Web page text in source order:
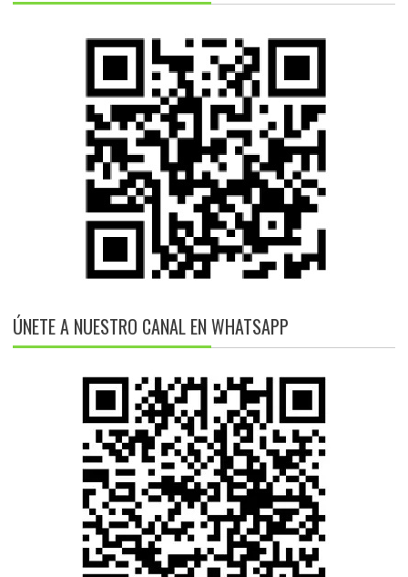
ÚNETE A NUESTRO CANAL EN WHATSAPP